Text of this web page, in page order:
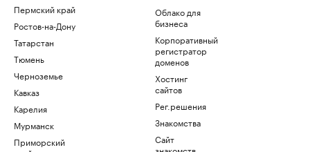
Пермский край
Ростов-на-Дону
Татарстан
Тюмень
Черноземье
Кавказ
Карелия
Мурманск
Приморский
Облако для
бизнеса
Корпоративный
регистратор
доменов
Хостинг
сайтов
Рег.решения
Знакомства
Сайт